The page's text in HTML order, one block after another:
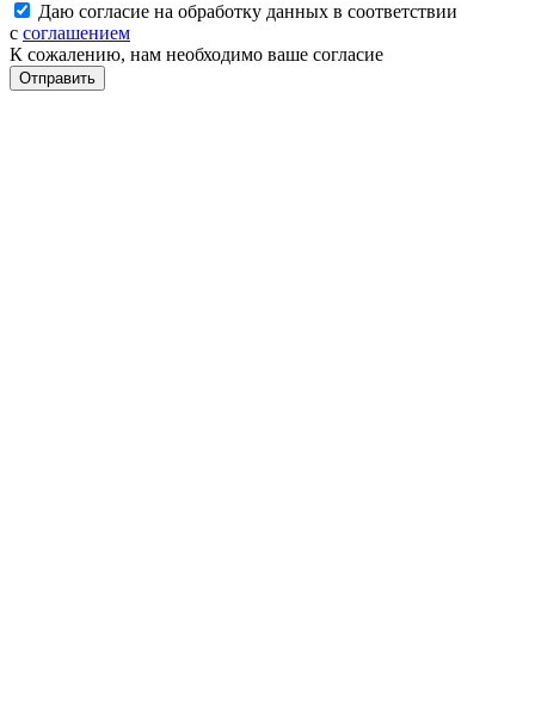
Даю согласие на обработку данных в соответствии
с соглашением
К сожалению, нам необходимо ваше согласие
Отправить